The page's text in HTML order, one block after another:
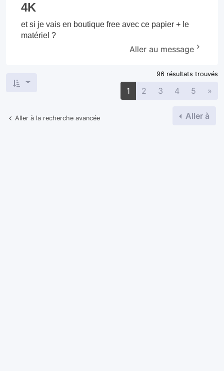
4K
et si je vais en boutique free avec ce papier + le
matériel ?
Aller au message
96 résultats trouvés
1 2 3 4 5 »
Aller à la recherche avancée Aller à